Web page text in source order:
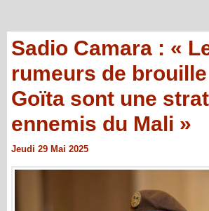
Sadio Camara : «
rumeurs de
Goïta sont une
ennemis du Mali »
Jeudi 29 Mai 2025